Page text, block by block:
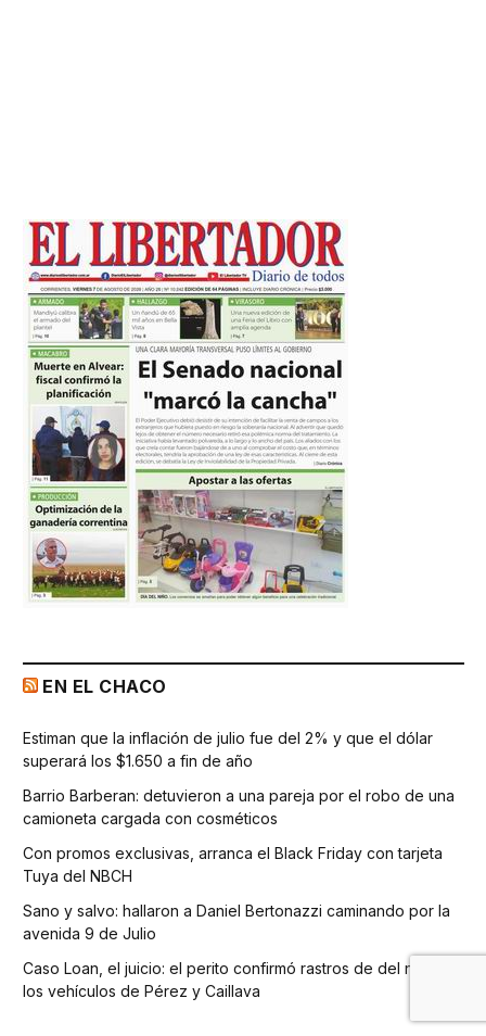
EN EL CHACO
Estiman que la inflación de julio fue del 2% y que el dólar
superará los $1.650 a fin de año
Barrio Barberan: detuvieron a una pareja por el robo de una
camioneta cargada con cosméticos
Con promos exclusivas, arranca el Black Friday con tarjeta
Tuya del NBCH
Sano y salvo: hallaron a Daniel Bertonazzi caminando por la
avenida 9 de Julio
Caso Loan, el juicio: el perito confirmó rastros de del niño en
los vehículos de Pérez y Caillava